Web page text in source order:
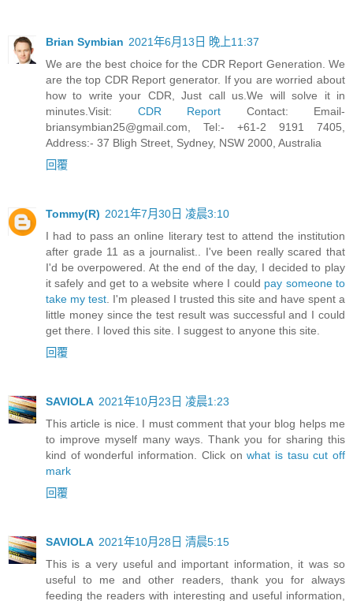
Brian Symbian 2021年6月13日 晚上11:37
We are the best choice for the CDR Report Generation. We
are the top CDR Report generator. If you are worried about
how to write your CDR, Just call us.We will solve it in
minutes.Visit: CDR Report Contact: Email-
briansymbian25@gmail.com , Tel:- +61-2 9191 7405,
Address:- 37 Bligh Street, Sydney, NSW 2000, Australia
回覆
Tommy(R) 2021年7月30日 凌晨3:10
I had to pass an online literary test to attend the institution
after grade 11 as a journalist.. I've been really scared that
I'd be overpowered. At the end of the day, I decided to play
it safely and get to a website where I could pay someone to
take my test . I'm pleased I trusted this site and have spent a
little money since the test result was successful and I could
get there. I loved this site. I suggest to anyone this site.
回覆
SAVIOLA 2021年10月23日 凌晨1:23
This article is nice. I must comment that your blog helps me
to improve myself many ways. Thank you for sharing this
kind of wonderful information. Click onwhat is tasu cut off
mark
回覆
SAVIOLA 2021年10月28日 清晨5:15
This is a very useful and important information, it was so
useful to me and other readers, thank you for always
feeding the readers with interesting and useful information,